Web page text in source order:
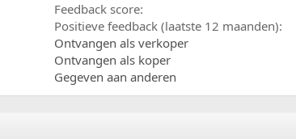
Feedback score
Positieve feedback (laatste 12 maanden)
Ontvangen als verkoper
Ontvangen als koper
Gegeven aan anderen